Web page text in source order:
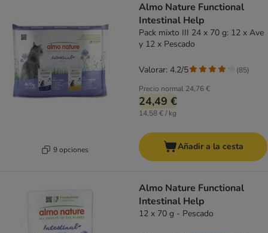
9 opciones
Almo Nature Functional
Intestinal Help
Pack mixto III 24 x 70 g: 12 x Ave
y 12 x Pescado
Precio normal 24,76 €
24,49 €
14,58 € / kg
Valorar: 4.2/5 (85)
Añadir a la cesta
Almo Nature Functional
Intestinal Help
12 x 70 g - Pescado